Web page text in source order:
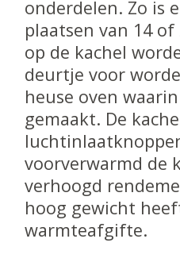
onderdelen. Zo is
plaatsen van 14
op de kachel
deurtje voor
heuse oven
gemaakt. De
voorverwarmd de
verhoogd
hoog gewicht
warmteafgifte.